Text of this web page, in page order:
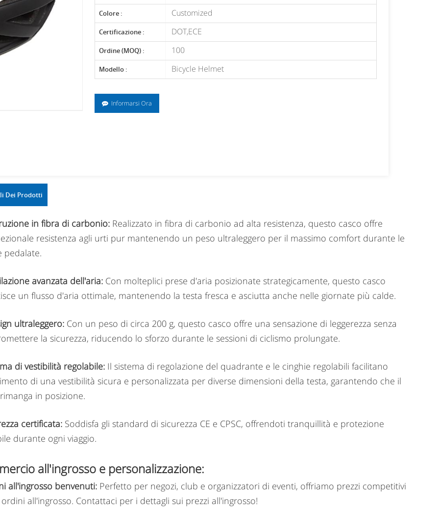
Colore : Customized
Certificazione : DOT,ECE
Ordine (MOQ) : 100
Modello : Bicycle Helmet
Informarsi Ora
Dei Prodotti
in fibra di carbonio: Realizzato in fibra di carbonio ad alta resistenza, questo casco offre
resistenza agli urti pur mantenendo un peso ultraleggero per il massimo comfort durante le
pedalate.
avanzata dell'aria:Con molteplici prese d'aria posizionate strategicamente, questo casco
un flusso d'aria ottimale, mantenendo la testa fresca e asciutta anche nelle giornate più calde.
ultraleggero:Con un peso di circa 200 g, questo casco offre una sensazione di leggerezza senza
la sicurezza, riducendo lo sforzo durante le sessioni di ciclismo prolungate.
di vestibilità regolabile:Il sistema di regolazione del quadrante e le cinghie regolabili facilitano
di una vestibilità sicura e personalizzata per diverse dimensioni della testa, garantendo che il
in posizione.
certificata: Soddisfa gli standard di sicurezza CE e CPSC, offrendoti tranquillità e protezione
durante ogni viaggio.
all'ingrosso e personalizzazione:
all'ingrosso benvenuti:Perfetto per negozi, club e organizzatori di eventi, offriamo prezzi competitivi
all'ingrosso. Contattaci per i dettagli sui prezzi all'ingrosso!